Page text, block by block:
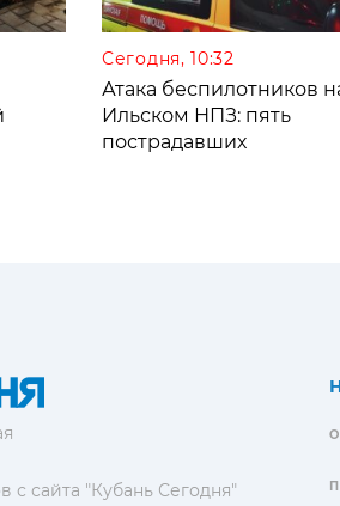
Сегодня, 10:32
Атака беспилотников
Ильском НПЗ: пять
пострадавших
с сайта "Кубань Сегодня"